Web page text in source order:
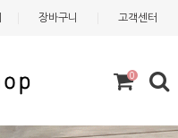
장바구니 고객센터
0